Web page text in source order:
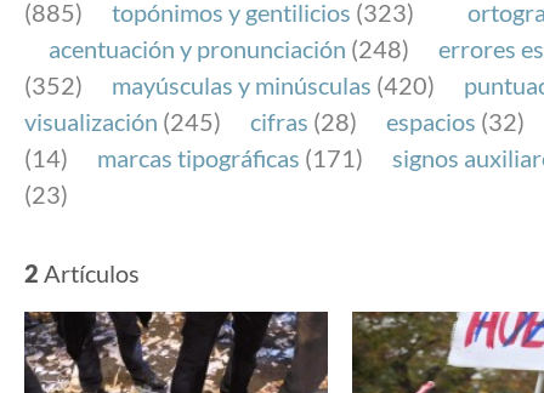
(885)
topónimos y gentilicios (323)
acentuación y pronunciación (248)
errores
(352)
mayúsculas y minúsculas (420)
visualización (245) cifras (28) espacios (32)
(14)
marcas tipográficas (171)
signos
(23)
2 Artículos